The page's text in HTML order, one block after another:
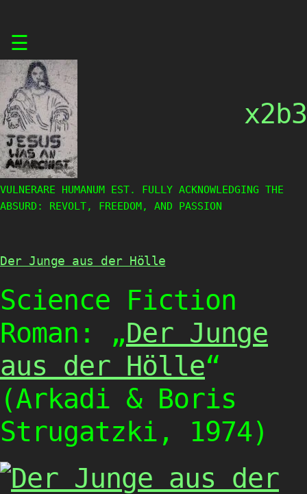
content
☰
x2b3
VULNERARE HUMANUM EST. FULLY ACKNOWLEDGING THE
ABSURD: REVOLT, FREEDOM, AND PASSION
Der Junge aus der Hölle
Science Fiction
Roman: „Der Junge
aus der Hölle“
(Arkadi & Boris
Strugatzki, 1974)